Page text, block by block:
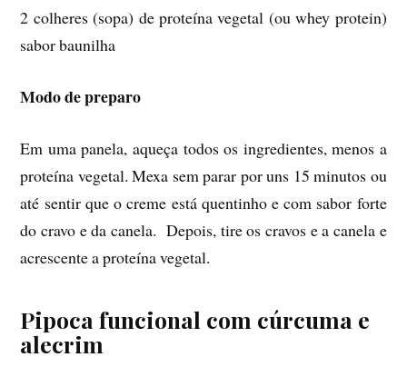
2 colheres (sopa) de proteína vegetal (ou whey protein)
sabor baunilha
Modo de preparo
Em uma panela, aqueça todos os ingredientes, menos a
proteína vegetal. Mexa sem parar por uns 15 minutos ou
até sentir que o creme está quentinho e com sabor forte
do cravo e da canela. Depois, tire os cravos e a canela e
acrescente a proteína vegetal.
Pipoca funcional com cúrcuma e
alecrim